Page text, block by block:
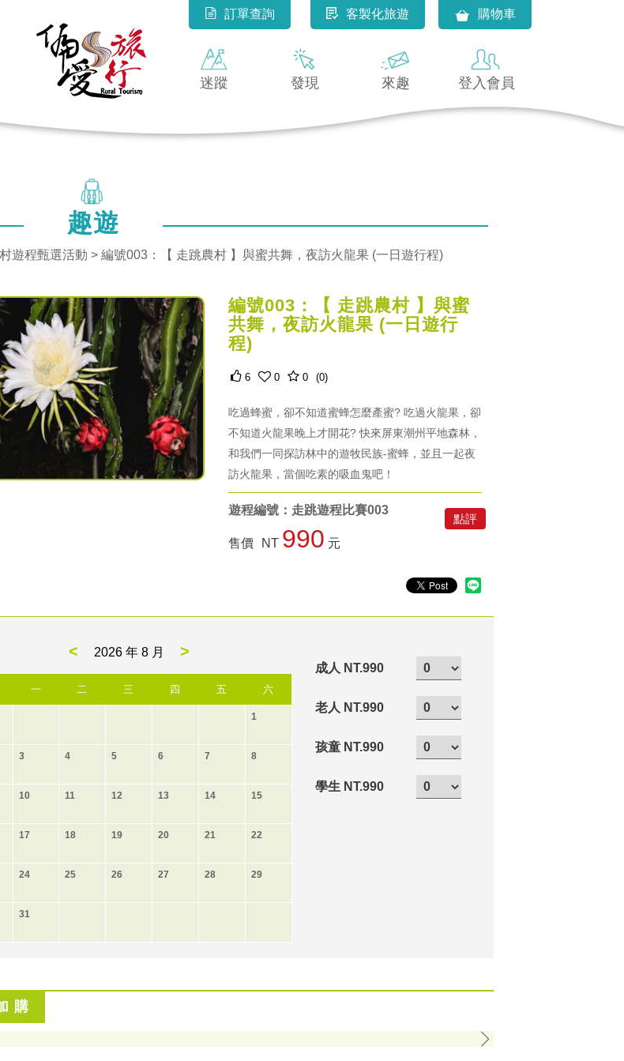
購物車
客製化旅遊
訂單查詢
迷蹤 發現 來趣 登入會員
趣遊
遊程甄選活動 > 編號003：【 走跳農村 】與蜜共舞，夜訪火龍果 (一日遊行程)
編號003：【 走跳農村 】與蜜
共舞，夜訪火龍果 (一日遊行
程)
6 0 0 (0)
吃過蜂蜜，卻不知道蜜蜂怎麼產蜜? 吃過火龍果，卻
不知道火龍果晚上才開花? 快來屏東潮州平地森林，
和我們一同探訪林中的遊牧民族-蜜蜂，並且一起夜
訪火龍果，當個吃素的吸血鬼吧！
點評
遊程編號：走跳遊程比賽003
售價 NT 990 元
< 2026 年 8 月 >
一 二 三 四 五 六
1
3 4 5 6 7 8
10 11 12 13 14 15
17 18 19 20 21 22
24 25 26 27 28 29
31
成人 NT.990
老人 NT.990
孩童 NT.990
學生 NT.990
購